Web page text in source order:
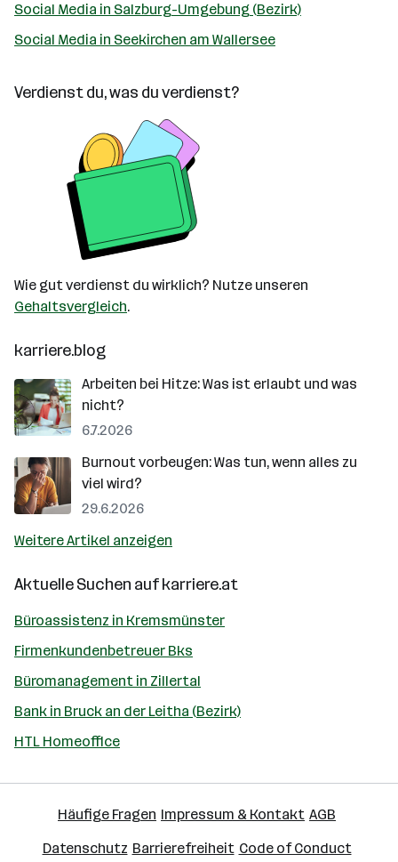
Social Media in Salzburg-Umgebung (Bezirk)
Social Media in Seekirchen am Wallersee
Verdienst du, was du verdienst?
Wie gut verdienst du wirklich? Nutze unseren
Gehaltsvergleich.
karriere.blog
Arbeiten bei Hitze: Was ist erlaubt und was
nicht?
6.7.2026
Burnout vorbeugen: Was tun, wenn alles zu
viel wird?
29.6.2026
Weitere Artikel anzeigen
Aktuelle Suchen aufkarriere.at
Büroassistenz in Kremsmünster
Firmenkundenbetreuer Bks
Büromanagement in Zillertal
Bank in Bruck an der Leitha (Bezirk)
HTL Homeoffice
Häufige Fragen Impressum & Kontakt AGB
Datenschutz Barrierefreiheit Code of Conduct